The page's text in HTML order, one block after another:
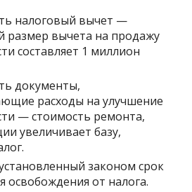
налоговый вычет —
размер вычета на продажу
составляет 1 миллион
документы,
расходы на улучшение
— стоимость ремонта,
увеличивает базу,
законом срок
освобождения от налога.